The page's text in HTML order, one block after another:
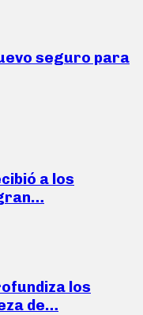
seguro para
a los
los
de…